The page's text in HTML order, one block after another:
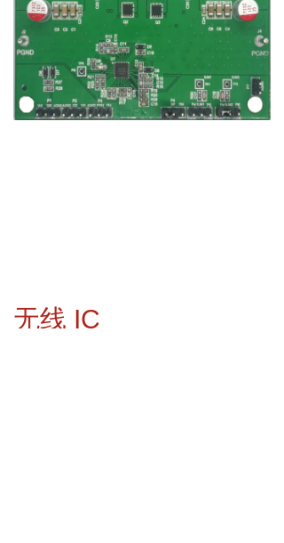
无线 IC